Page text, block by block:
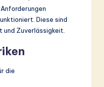
Diese sind
Zuverlässigkeit.
die